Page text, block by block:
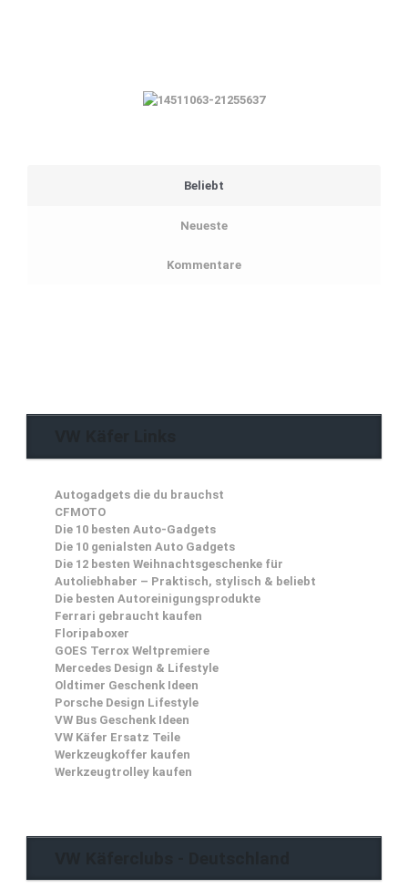
Beliebt
Neueste
Kommentare
Autogadgets die du brauchst
CFMOTO
Die 10 besten Auto-Gadgets
Die 10 genialsten Auto Gadgets
Die 12 besten Weihnachtsgeschenke für
Autoliebhaber – Praktisch, stylisch & beliebt
Die besten Autoreinigungsprodukte
Ferrari gebraucht kaufen
Floripaboxer
GOES Terrox Weltpremiere
Mercedes Design & Lifestyle
Oldtimer Geschenk Ideen
Porsche Design Lifestyle
VW Bus Geschenk Ideen
VW Käfer Ersatz Teile
Werkzeugkoffer kaufen
Werkzeugtrolley kaufen